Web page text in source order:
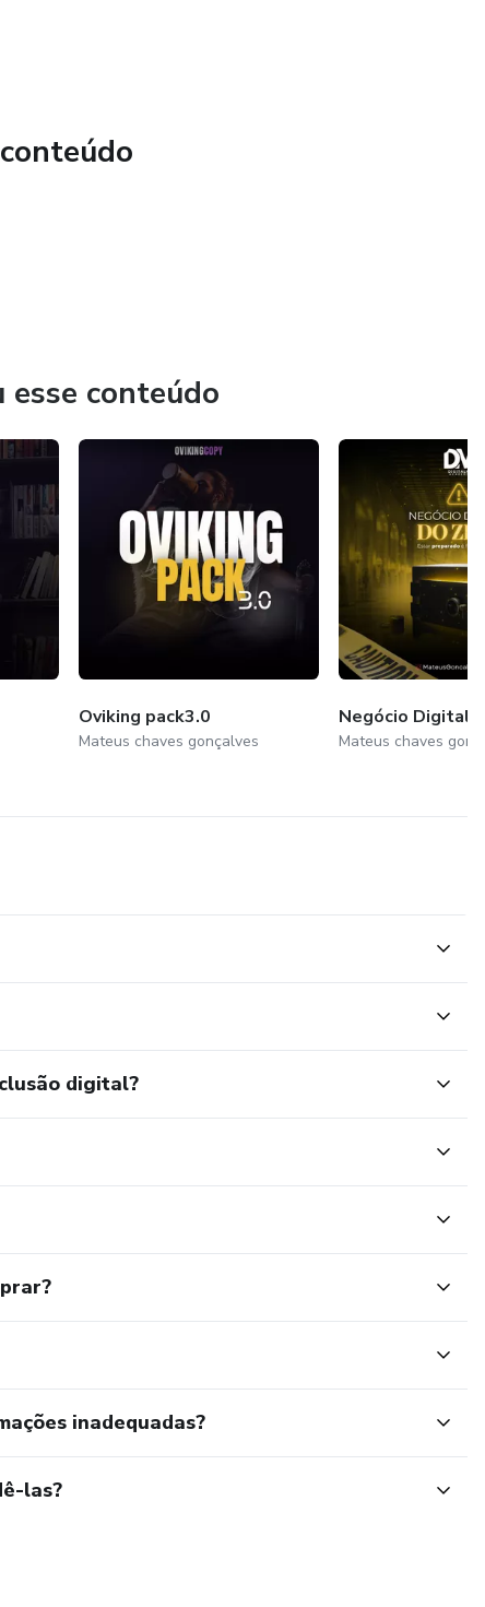
conteúdo
Oviking pack3.0
Mateus chaves gonçalves
Negócio Digital
Mateus chaves
digital?
inadequadas?
las?